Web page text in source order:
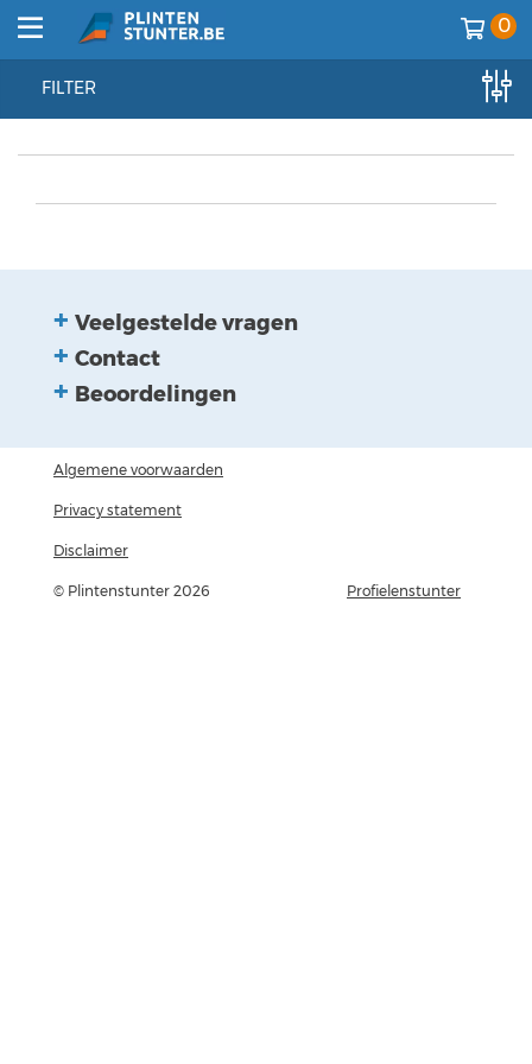
0
home //
FILTER
Veelgestelde vragen
Contact
Beoordelingen
Algemene voorwaarden
Privacy statement
Disclaimer
© Plintenstunter 2026 Profielenstunter